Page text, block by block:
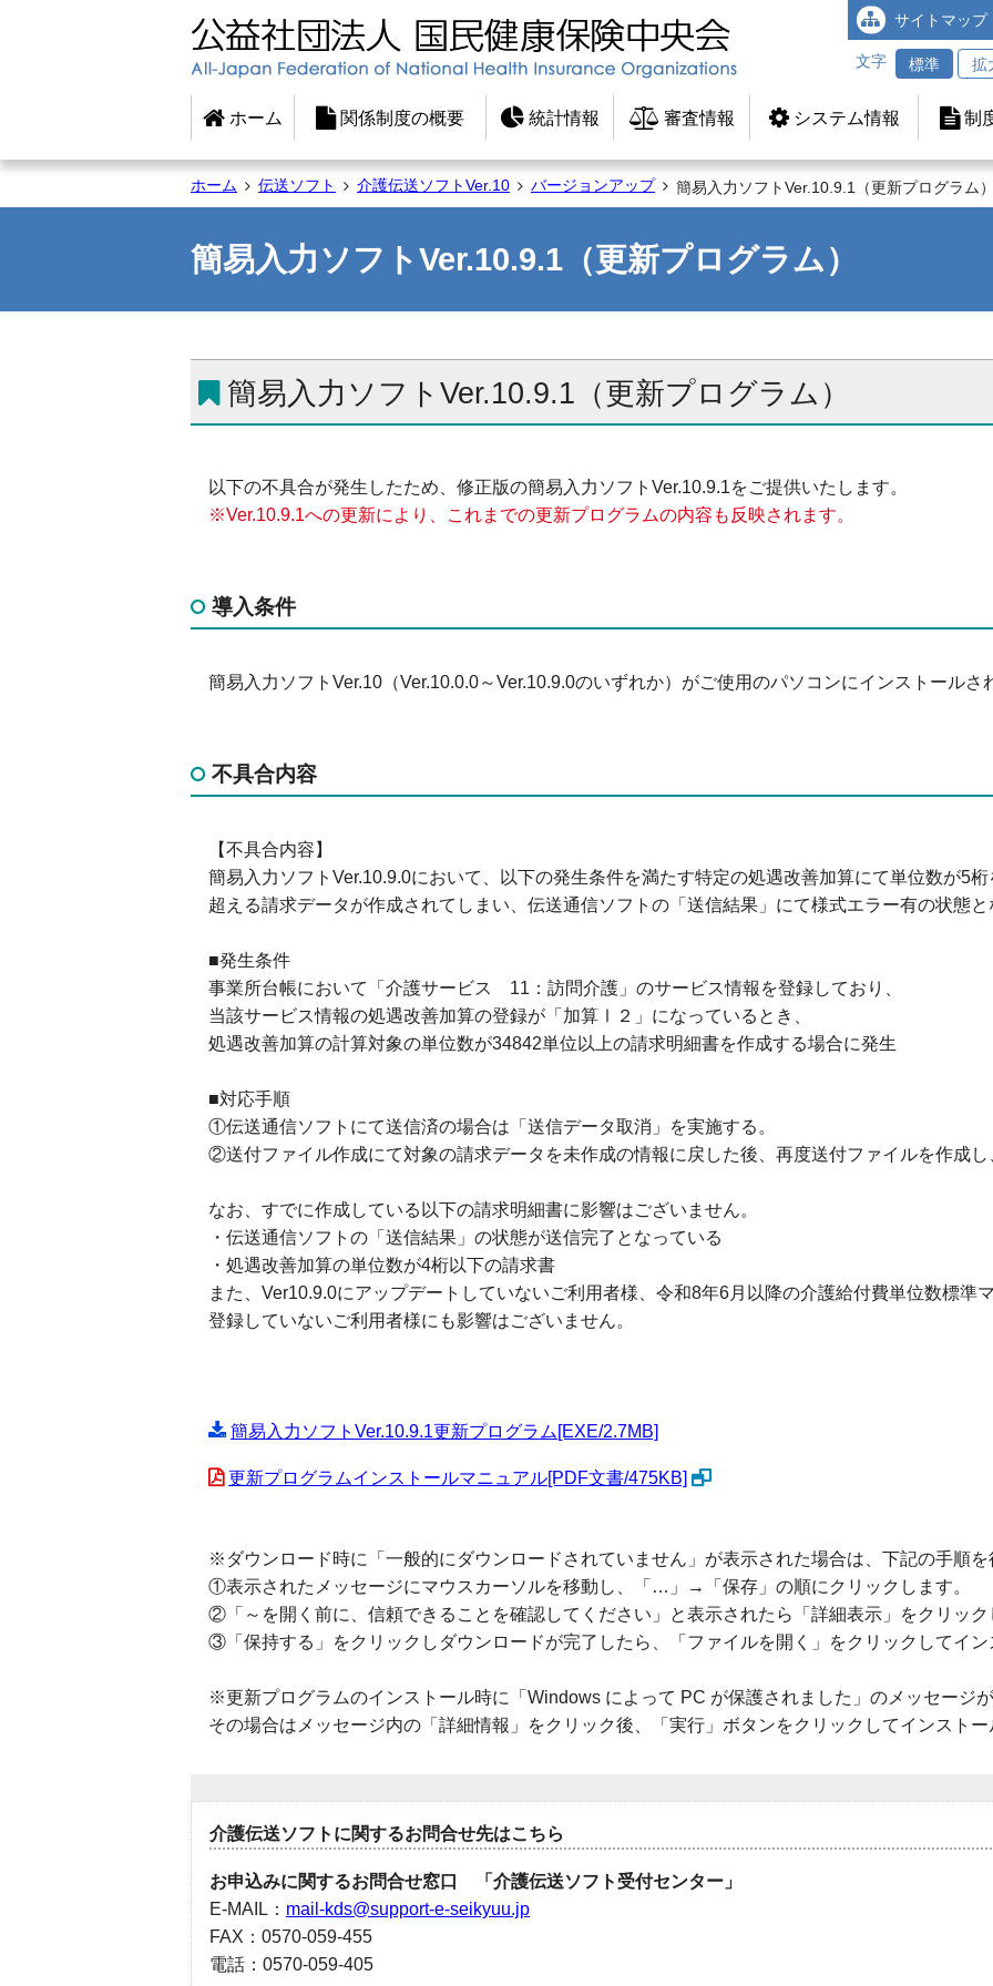
サイトマップ
拡
標準
文字
ホーム 関係制度の概要 統計情報 審査情報 システム情報 制
ホーム 伝送ソフト 介護伝送ソフトVer.10 バージョンアップ 簡易入力ソフトVer.10.9.1（更新プログラム）
簡易入力ソフトVer.10.9.1（更新プログラム）
簡易入力ソフトVer.10.9.1（更新プログラム）
以下の不具合が発生したため、修正版の簡易入力ソフトVer.10.9.1をご提供いたします。
※Ver.10.9.1への更新により、これまでの更新プログラムの内容も反映されます。
導入条件
簡易入力ソフトVer.10（Ver.10.0.0～Ver.10.9.0のいずれか）がご使用のパソコンにインストールさ
不具合内容
【不具合内容】
簡易入力ソフトVer.10.9.0において、以下の発生条件を満たす特定の処遇改善加算にて単位数が5桁
超える請求データが作成されてしまい、伝送通信ソフトの「送信結果」にて様式エラー有の状態と
■発生条件
事業所台帳において「介護サービス 11：訪問介護」のサービス情報を登録しており、
当該サービス情報の処遇改善加算の登録が「加算Ⅰ２」になっているとき、
処遇改善加算の計算対象の単位数が34842単位以上の請求明細書を作成する場合に発生
■対応手順
①伝送通信ソフトにて送信済の場合は「送信データ取消」を実施する。
②送付ファイル作成にて対象の請求データを未作成の情報に戻した後、再度送付ファイルを作成し
なお、すでに作成している以下の請求明細書に影響はございません。
・伝送通信ソフトの「送信結果」の状態が送信完了となっている
・処遇改善加算の単位数が4桁以下の請求書
また、Ver10.9.0にアップデートしていないご利用者様、令和8年6月以降の介護給付費単位数標準
登録していないご利用者様にも影響はございません。
簡易入力ソフトVer.10.9.1更新プログラム[EXE/2.7MB]
更新プログラムインストールマニュアル[PDF文書/475KB]
※ダウンロード時に「一般的にダウンロードされていません」が表示された場合は、下記の手順を
①表示されたメッセージにマウスカーソルを移動し、「…」→「保存」の順にクリックします。
②「～を開く前に、信頼できることを確認してください」と表示されたら「詳細表示」をクリック
③「保持する」をクリックしダウンロードが完了したら、「ファイルを開く」をクリックしてイン
※更新プログラムのインストール時に「Windows によって PC が保護されました」のメッセージ
その場合はメッセージ内の「詳細情報」をクリック後、「実行」ボタンをクリックしてインストー
介護伝送ソフトに関するお問合せ先はこちら
お申込みに関するお問合せ窓口 「介護伝送ソフト受付センター」
E-MAIL： mail-kds@support-e-seikyuu.jp
FAX：0570-059-455
電話：0570-059-405